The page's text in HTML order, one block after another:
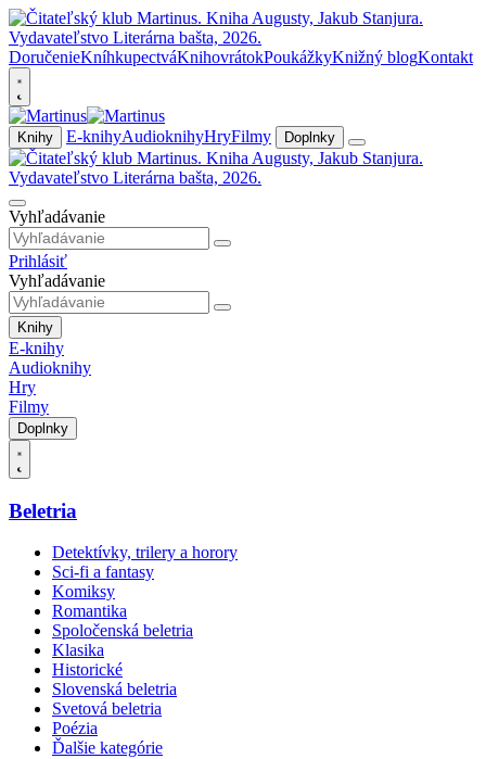
DoručenieKníhkupectváKnihovrátokPoukážkyKnižný blogKontakt
Knihy E-knihyAudioknihyHryFilmy Doplnky
Vyhľadávanie
Prihlásiť
Vyhľadávanie
Knihy
E-knihy
Audioknihy
Hry
Filmy
Doplnky
Beletria
Detektívky, trilery a horory
Sci-fi a fantasy
Komiksy
Romantika
Spoločenská beletria
Klasika
Historické
Slovenská beletria
Svetová beletria
Poézia
Ďalšie kategórie